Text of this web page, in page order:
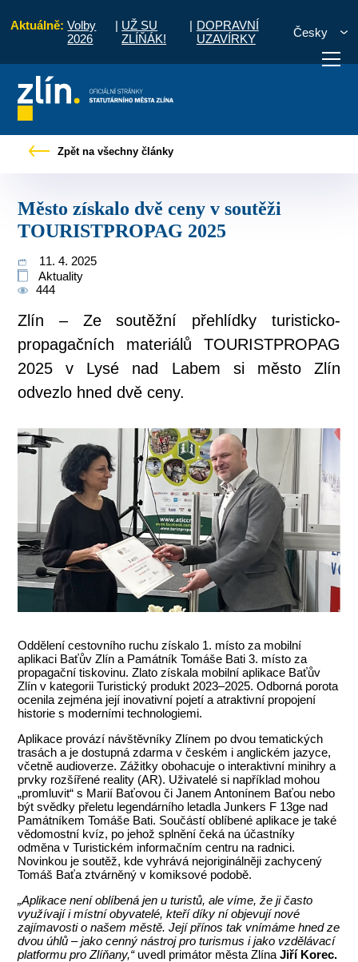
Aktuálně: Volby
2026
| UŽ SU
ZLÍŇÁK!
| DOPRAVNÍ
UZAVÍRKY
Česky
vyřídit Potřebuji zaplatit
Zpět na všechny články
Město získalo dvě ceny v soutěži
TOURISTPROPAG 2025
11. 4. 2025
Aktuality
444
Zlín – Ze soutěžní přehlídky turisticko-
propagačních materiálů TOURISTPROPAG
2025 v Lysé nad Labem si město Zlín
odvezlo hned dvě ceny.
Oddělení cestovního ruchu získalo 1. místo za mobilní
aplikaci Baťův Zlín a Památník Tomáše Bati 3. místo za
propagační tiskovinu. Zlato získala mobilní aplikace Baťův
Zlín v kategorii Turistický produkt 2023–2025. Odborná porota
ocenila zejména její inovativní pojetí a atraktivní propojení
historie s moderními technologiemi.
Aplikace provází návštěvníky Zlínem po dvou tematických
trasách a je dostupná zdarma v českém i anglickém jazyce,
včetně audioverze. Zážitky obohacuje o interaktivní minihry a
prvky rozšířené reality (AR). Uživatelé si například mohou
„promluvit“ s Marií Baťovou či Janem Antonínem Baťou nebo
být svědky přeletu legendárního letadla Junkers F 13ge nad
Památníkem Tomáše Bati. Součástí oblíbené aplikace je také
vědomostní kvíz, po jehož splnění čeká na účastníky
odměna v Turistickém informačním centru na radnici.
Novinkou je soutěž, kde vyhrává nejoriginálněji zachycený
Tomáš Baťa ztvárněný v komiksové podobě.
„Aplikace není oblíbená jen u turistů, ale víme, že ji často
využívají i místní obyvatelé, kteří díky ní objevují nové
zajímavosti o našem městě. Její přínos tak vnímáme hned ze
dvou úhlů – jako cenný nástroj pro turismus i jako vzdělávací
platformu pro Zlíňany,“uvedl primátor města ZlínaJiří Korec.